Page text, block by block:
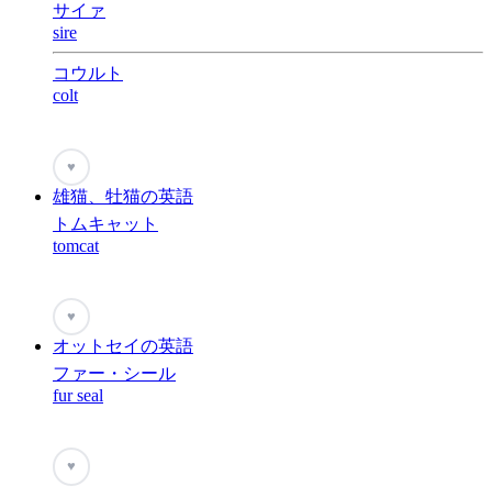
サイァ
sire
コウルト
colt
♥
雄猫、牡猫の英語
トムキャット
tomcat
♥
オットセイの英語
ファー・シール
fur seal
♥